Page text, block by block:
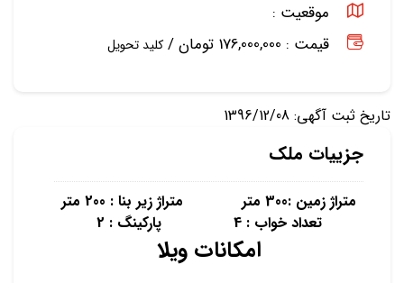
موقعیت :
قیمت : 176,000,000 تومان /
کلید تحویل
تاریخ ثبت آگهی: 1396/12/08
جزییات ملک
متراژ زمین :300 متر متراژ زیر بنا : 200 متر
تعداد خواب : 4 پارکینگ : 2
امکانات ویلا